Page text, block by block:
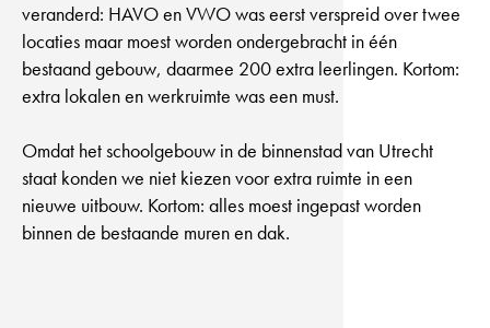
veranderd: HAVO en VWO was eerst verspreid over twee
locaties maar moest worden ondergebracht in één
bestaand gebouw, daarmee 200 extra leerlingen. Kortom:
extra lokalen en werkruimte was een must.
Omdat het schoolgebouw in de binnenstad van Utrecht
staat konden we niet kiezen voor extra ruimte in een
nieuwe uitbouw. Kortom: alles moest ingepast worden
binnen de bestaande muren en dak.